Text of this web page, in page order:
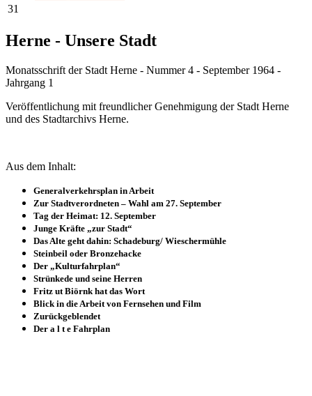
31
Herne - Unsere Stadt
Monatsschrift der Stadt Herne - Nummer 4 - September 1964 -
Jahrgang 1
Veröffentlichung mit freundlicher Genehmigung der Stadt Herne
und des Stadtarchivs Herne.
Aus dem Inhalt:
Generalverkehrsplan in Arbeit
Zur Stadtverordneten – Wahl am 27. September
Tag der Heimat: 12. September
Junge Kräfte „zur Stadt“
Das Alte geht dahin: Schadeburg/ Wieschermühle
Steinbeil oder Bronzehacke
Der „Kulturfahrplan“
Strünkede und seine Herren
Fritz ut Biörnk hat das Wort
Blick in die Arbeit von Fernsehen und Film
Zurückgeblendet
Der a l t e Fahrplan